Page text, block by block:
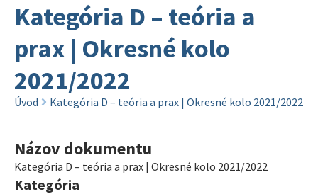
Kategória D – teória a
prax | Okresné kolo
2021/2022
Úvod Kategória D – teória a prax | Okresné kolo 2021/2022
Názov dokumentu
Kategória D – teória a prax | Okresné kolo 2021/2022
Kategória